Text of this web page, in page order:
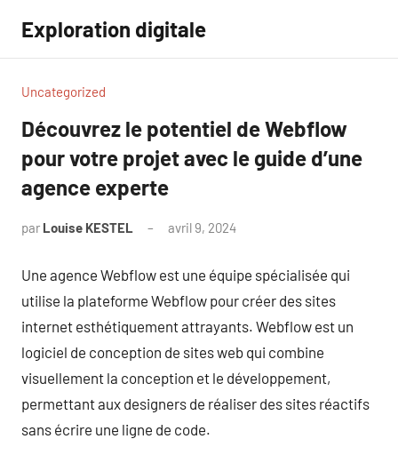
contenu
Exploration digitale
Uncategorized
Découvrez le potentiel de Webflow
pour votre projet avec le guide d’une
agence experte
par Louise KESTEL avril 9, 2024
Une agence Webflow est une équipe spécialisée qui
utilise la plateforme Webflow pour créer des sites
internet esthétiquement attrayants. Webflow est un
logiciel de conception de sites web qui combine
visuellement la conception et le développement,
permettant aux designers de réaliser des sites réactifs
sans écrire une ligne de code.